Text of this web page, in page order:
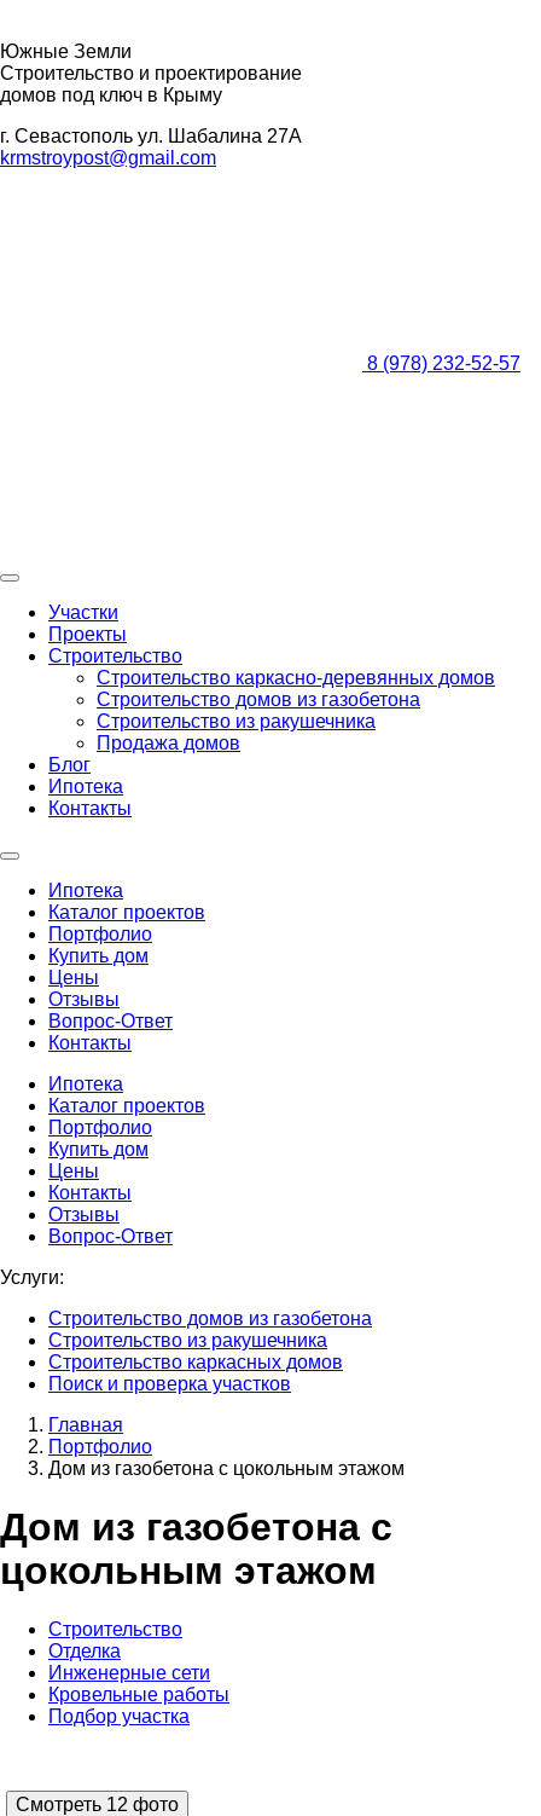
Южные Земли
Строительство и проектирование
домов под ключ в Крыму
г. Севастополь ул. Шабалина 27А
krmstroypost@gmail.com
8 (978) 232-52-57
Участки
Проекты
Строительство
Строительство каркасно-деревянных домов
Строительство домов из газобетона
Строительство из ракушечника
Продажа домов
Блог
Ипотека
Контакты
Ипотека
Каталог проектов
Портфолио
Купить дом
Цены
Отзывы
Вопрос-Ответ
Контакты
Ипотека
Каталог проектов
Портфолио
Купить дом
Цены
Контакты
Отзывы
Вопрос-Ответ
Услуги:
Строительство домов из газобетона
Строительство из ракушечника
Строительство каркасных домов
Поиск и проверка участков
Главная
Портфолио
Дом из газобетона с цокольным этажом
Дом из газобетона с
цокольным этажом
Строительство
Отделка
Инженерные сети
Кровельные работы
Подбор участка
Смотреть 12 фото